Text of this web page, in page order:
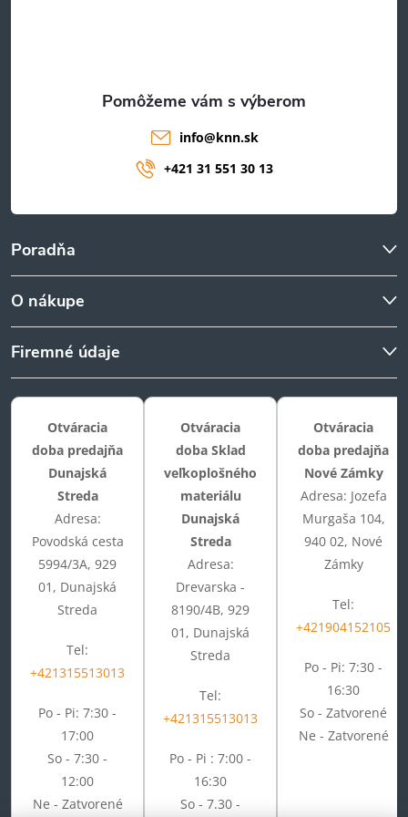
Poradňa
O nákupe
Firemné údaje
info@knn.sk
+421 31 551 30 13
Otváracia
doba predajňa
Dunajská
Streda
Adresa:
Povodská cesta
5994/3A, 929
01, Dunajská
Streda
Tel:
+421315513013
Po - Pi: 7:30 -
17:00
So - 7:30 -
12:00
Ne - Zatvorené
Otváracia
doba Sklad
veľkoplošného
materiálu
Dunajská
Streda
Adresa:
Drevarska -
8190/4B, 929
01, Dunajská
Streda
Tel:
+421315513013
Po - Pi : 7:00 -
16:30
So - 7.30 -
Otváracia
doba predajňa
Nové Zámky
Adresa: Jozefa
Murgaša 104,
940 02, Nové
Zámky
Tel:
+421904152105
Po - Pi: 7:30 -
16:30
So - Zatvorené
Ne - Zatvorené